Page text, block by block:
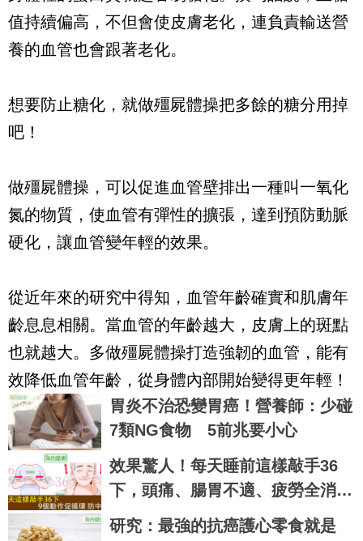
值持續偏高，不但會使皮膚老化，連負責輸送營
養的血管也會跟著老化。
想要防止糖化，就做殭屍體操把多餘的糖分用掉
吧！
做殭屍體操，可以促進血管壁排出一種叫一氧化
氮的物質，使血管有彈性的擴張，達到預防動脈
硬化，讓血管變年輕的效果。
從近年來的研究中得知，血管年齡確實和肌膚年
齡息息相關。當血管的年齡越大，皮膚上的斑點
也就越大。多做殭屍體操打造強韌的血管，能有
效降低血管年齡，從身體內部開始變得更年輕！
胃炎不治恐變胃癌！營養師：少碰
7類NG食物 5前兆要小心
效果驚人！每天睡前這樣敲手36
下，頭痛、腸胃不適、疲勞全消
失，還能預防腦中風！｜每日健康
研究：最強的抗癌護心零食就是